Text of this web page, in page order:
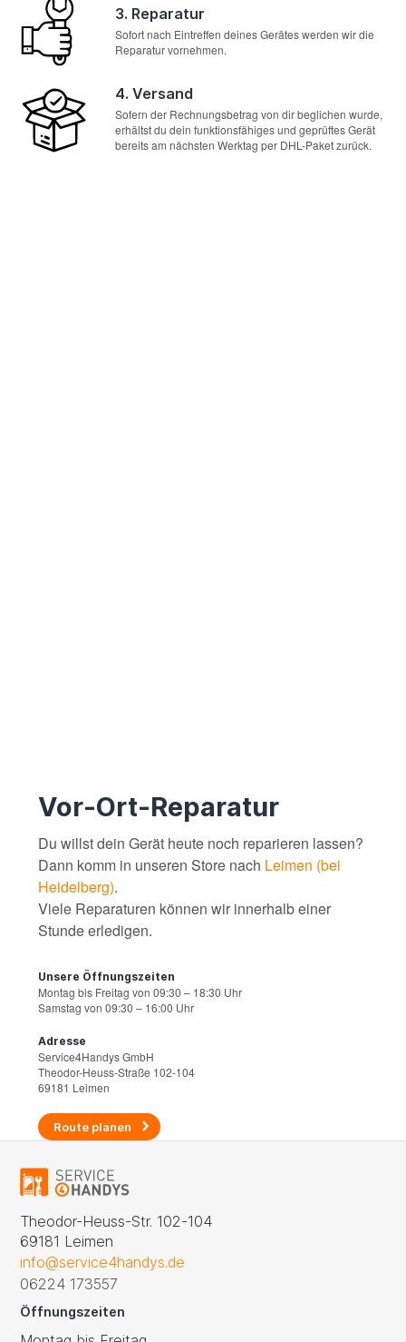
3. Reparatur
Sofort nach Eintreffen deines Gerätes werden wir die
Reparatur vornehmen.
4. Versand
Sofern der Rechnungsbetrag von dir beglichen wurde,
erhältst du dein funktionsfähiges und geprüftes Gerät
bereits am nächsten Werktag per DHL-Paket zurück.
Vor-Ort-Reparatur
Du willst dein Gerät heute noch reparieren lassen?
Dann komm in unseren Store nach Leimen (bei
Heidelberg).
Viele Reparaturen können wir innerhalb einer
Stunde erledigen.
Unsere Öffnungszeiten
Montag bis Freitag von 09:30 – 18:30 Uhr
Samstag von 09:30 – 16:00 Uhr
Adresse
Service4Handys GmbH
Theodor-Heuss-Straße 102-104
69181 Leimen
Route planen
Theodor-Heuss-Str. 102-104
69181 Leimen
info@service4handys.de
06224 173557
Öffnungszeiten